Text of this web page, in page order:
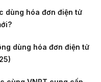
dùng hóa đơn điện tử
dùng hóa đơn điện tử